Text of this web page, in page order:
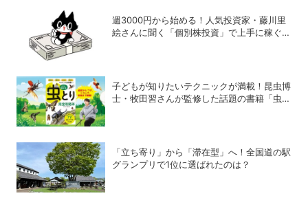
週3000円から始める！人気投資家・藤川里
絵さんに聞く「個別株投資」で上手に稼ぐヒ
子どもが知りたいテクニックが満載！昆虫博
士・牧田習さんが監修した話題の書籍「虫と
「立ち寄り」から「滞在型」へ！全国道の駅
グランプリで1位に選ばれたのは？